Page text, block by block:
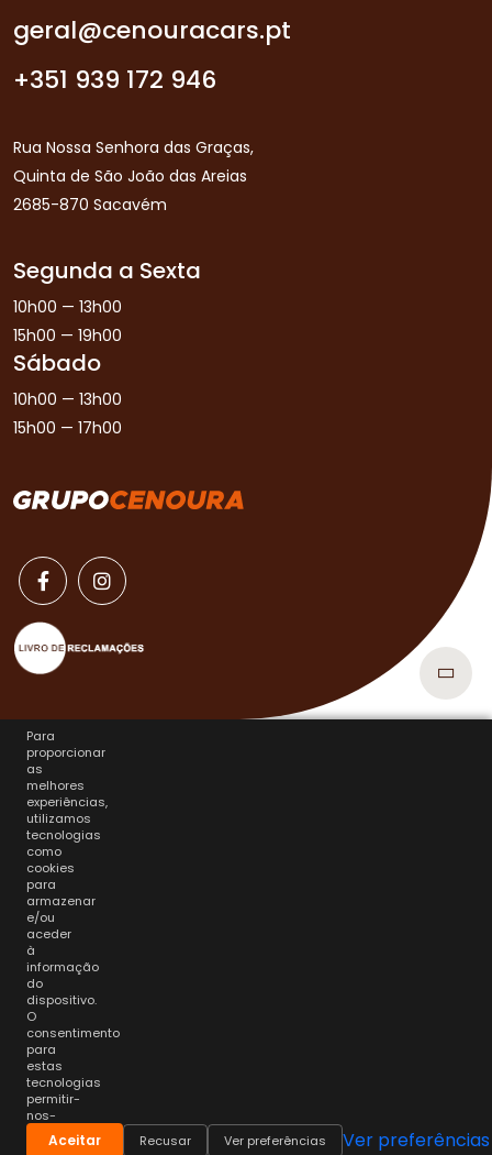
geral@cenouracars.pt
+351 939 172 946
Rua Nossa Senhora das Graças,
Quinta de São João das Areias
2685-870 Sacavém
Segunda a Sexta
10h00 — 13h00
15h00 — 19h00
Sábado
10h00 — 13h00
15h00 — 17h00
Para
proporcionar
as
melhores
experiências,
utilizamos
tecnologias
como
cookies
para
armazenar
e/ou
aceder
à
informação
do
dispositivo.
O
consentimento
para
estas
tecnologias
permitir-
nos-
á
processar
Aceitar Recusar Ver preferências Ver preferências